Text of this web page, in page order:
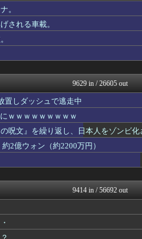
・...
今日速2ch
子育てちゃんねる
大艦巨砲主義！
ｗｗ... 女子アナお宝画像速報
。
される車載。
9629 in / 26605 out
置しダッシュで逃走中
ｗｗｗｗｗｗｗｗｗ
呪文』を繰り返し、日本人をゾンビ化
2億ウォン（約2200万円）
9414 in / 56692 out